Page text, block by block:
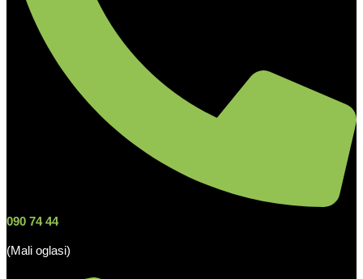
090 74 44
(Mali oglasi)